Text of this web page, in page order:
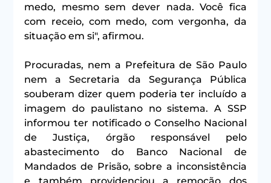
medo, mesmo sem dever nada. Você fica
com receio, com medo, com vergonha, da
situação em si", afirmou.
Procuradas, nem a Prefeitura de São Paulo
nem a Secretaria da Segurança Pública
souberam dizer quem poderia ter incluído a
imagem do paulistano no sistema. A SSP
informou ter notificado o Conselho Nacional
de Justiça, órgão responsável pelo
abastecimento do Banco Nacional de
Mandados de Prisão, sobre a inconsistência